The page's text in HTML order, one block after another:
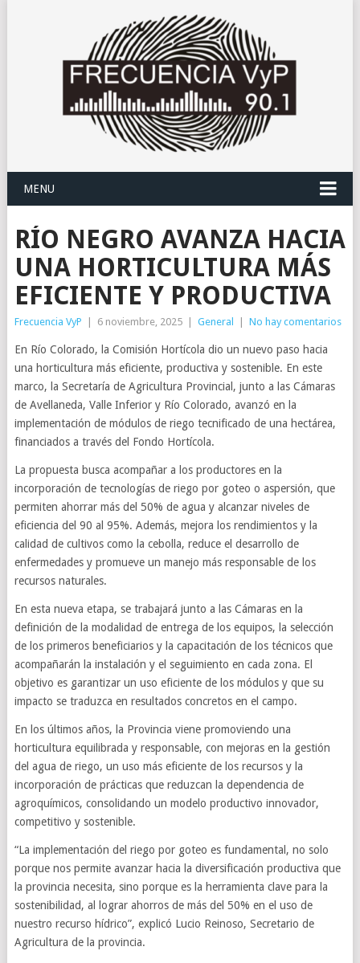
MENU
RÍO NEGRO AVANZA HACIA
UNA HORTICULTURA MÁS
EFICIENTE Y PRODUCTIVA
Frecuencia VyP 6 noviembre, 2025 General No hay comentarios
En Río Colorado, la Comisión Hortícola dio un nuevo paso hacia
una horticultura más eficiente, productiva y sostenible. En este
marco, la Secretaría de Agricultura Provincial, junto a las Cámaras
de Avellaneda, Valle Inferior y Río Colorado, avanzó en la
implementación de módulos de riego tecnificado de una hectárea,
financiados a través del Fondo Hortícola.
La propuesta busca acompañar a los productores en la
incorporación de tecnologías de riego por goteo o aspersión, que
permiten ahorrar más del 50% de agua y alcanzar niveles de
eficiencia del 90 al 95%. Además, mejora los rendimientos y la
calidad de cultivos como la cebolla, reduce el desarrollo de
enfermedades y promueve un manejo más responsable de los
recursos naturales.
En esta nueva etapa, se trabajará junto a las Cámaras en la
definición de la modalidad de entrega de los equipos, la selección
de los primeros beneficiarios y la capacitación de los técnicos que
acompañarán la instalación y el seguimiento en cada zona. El
objetivo es garantizar un uso eficiente de los módulos y que su
impacto se traduzca en resultados concretos en el campo.
En los últimos años, la Provincia viene promoviendo una
horticultura equilibrada y responsable, con mejoras en la gestión
del agua de riego, un uso más eficiente de los recursos y la
incorporación de prácticas que reduzcan la dependencia de
agroquímicos, consolidando un modelo productivo innovador,
competitivo y sostenible.
“La implementación del riego por goteo es fundamental, no solo
porque nos permite avanzar hacia la diversificación productiva que
la provincia necesita, sino porque es la herramienta clave para la
sostenibilidad, al lograr ahorros de más del 50% en el uso de
nuestro recurso hídrico”, explicó Lucio Reinoso, Secretario de
Agricultura de la provincia.